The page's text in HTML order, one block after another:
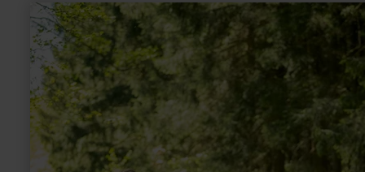
en
savoir
plus
sur
:
Ich
bin
der
Biber,
der
Baumeister
am
Omerbach